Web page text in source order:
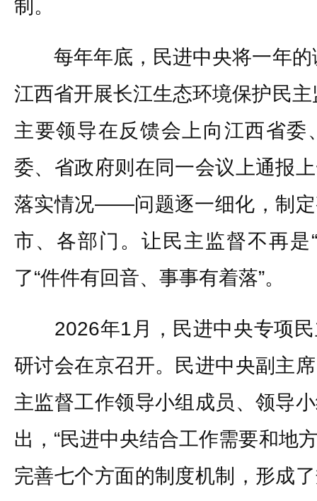
制。
每年年底，民进中央将一年的
江西省开展长江生态环境保护民
主要领导在反馈会上向江西省委
委、省政府则在同一会议上通报
落实情况——问题逐一细化，制
市、各部门。让民主监督不再是
了“件件有回音、事事有着落”。
2026年1月，民进中央专项民
研讨会在京召开。民进中央副主
主监督工作领导小组成员、领导
出，“民进中央结合工作需要和地
完善七个方面的制度机制，形成